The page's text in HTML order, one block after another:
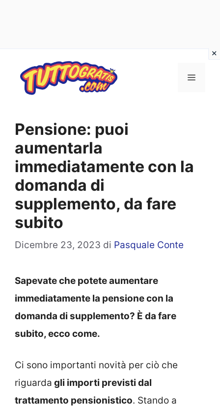
contenuto
Menu
Pensione: puoi
aumentarla
immediatamente con la
domanda di
supplemento, da fare
subito
Dicembre 23, 2023 di Pasquale Conte
Sapevate che potete aumentare
immediatamente la pensione con la
domanda di supplemento? È da fare
subito, ecco come.
Ci sono importanti novità per ciò che
riguarda gli importi previsti dal
trattamento pensionistico. Stando a